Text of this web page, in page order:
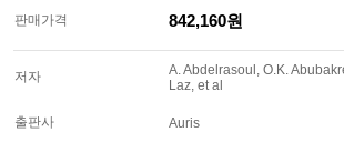
판매가격 842,160원
저자
A. Abdelrasoul, O.K.
Laz, et al
출판사 Auris